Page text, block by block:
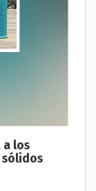
a los
sólidos